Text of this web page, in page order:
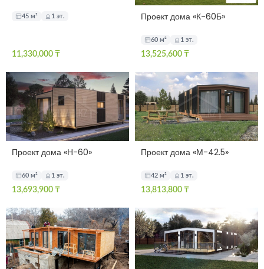
45 м² 1 эт.
11,330,000 ₸
Проект дома «К-60Б»
60 м² 1 эт.
13,525,600 ₸
Проект дома «Н-60»
60 м² 1 эт.
13,693,900 ₸
Проект дома «М-42.5»
42 м² 1 эт.
13,813,800 ₸